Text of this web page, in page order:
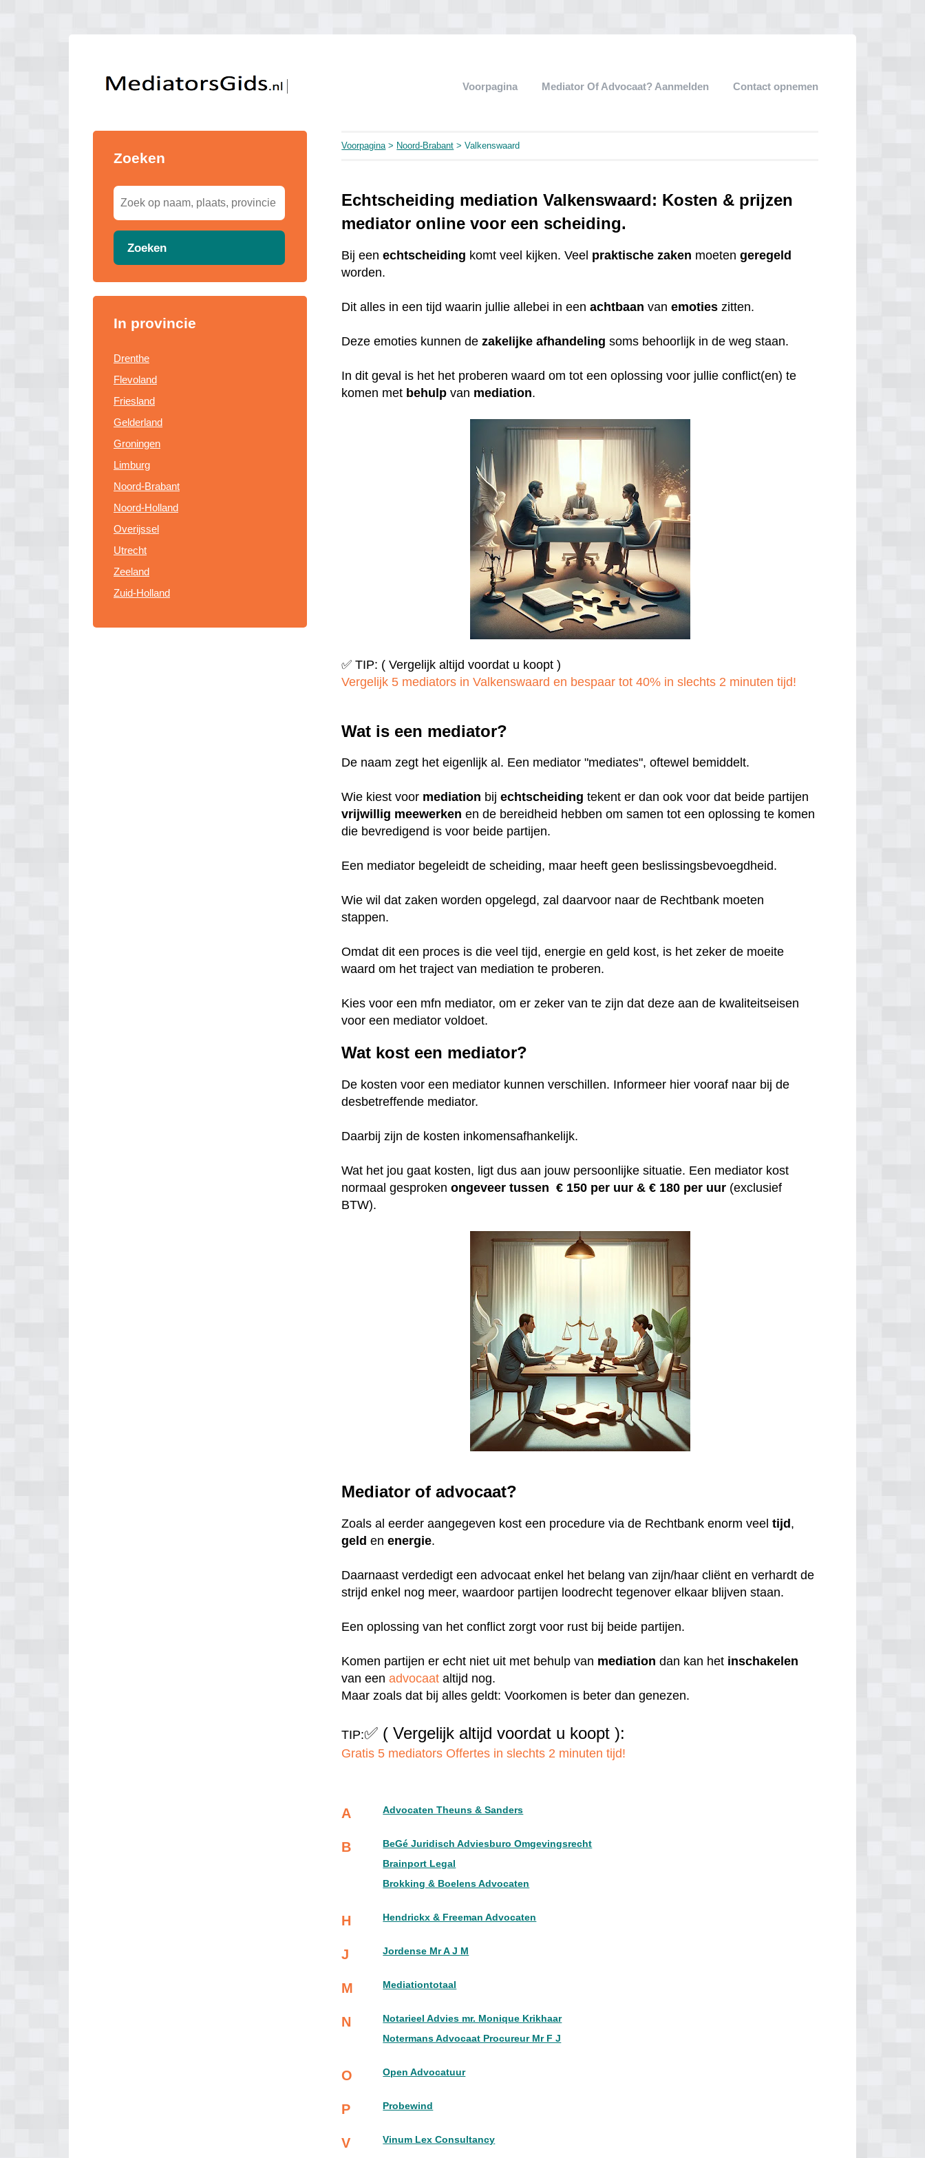
Voorpagina Mediator Of Advocaat? Aanmelden Contact opnemen
Zoeken
Zoeken
In provincie
Drenthe
Flevoland
Friesland
Gelderland
Groningen
Limburg
Noord-Brabant
Noord-Holland
Overijssel
Utrecht
Zeeland
Zuid-Holland
Voorpagina> Noord-Brabant > Valkenswaard
Echtscheiding mediation Valkenswaard: Kosten & prijzen
mediator online voor een scheiding.
Bij eenechtscheiding komt veel kijken. Veel praktische zaken moetengeregeld
worden.
Dit alles in een tijd waarin jullie allebei in eenachtbaan vanemoties zitten.
Deze emoties kunnen dezakelijke afhandeling soms behoorlijk in de weg staan.
In dit geval is het het proberen waard om tot een oplossing voor jullie conflict(en) te
komen met behulp van mediation.
✅ TIP: ( Vergelijk altijd voordat u koopt )
Vergelijk 5 mediators in Valkenswaard en bespaar tot 40% in slechts 2 minuten tijd!
Wat is een mediator?
De naam zegt het eigenlijk al. Een mediator "mediates", oftewel bemiddelt.
Wie kiest voor mediation bijechtscheiding tekent er dan ook voor dat beide partijen
vrijwillig meewerken en de bereidheid hebben om samen tot een oplossing te komen
die bevredigend is voor beide partijen.
Een mediator begeleidt de scheiding, maar heeft geen beslissingsbevoegdheid.
Wie wil dat zaken worden opgelegd, zal daarvoor naar de Rechtbank moeten
stappen.
Omdat dit een proces is die veel tijd, energie en geld kost, is het zeker de moeite
waard om het traject van mediation te proberen.
Kies voor een mfn mediator, om er zeker van te zijn dat deze aan de kwaliteitseisen
voor een mediator voldoet.
Wat kost een mediator?
De kosten voor een mediator kunnen verschillen. Informeer hier vooraf naar bij de
desbetreffende mediator.
Daarbij zijn de kosten inkomensafhankelijk.
Wat het jou gaat kosten, ligt dus aan jouw persoonlijke situatie. Een mediator kost
normaal gesprokenongeveer tussen € 150 per uur &€ 180 per uur (exclusief
BTW).
Mediator of advocaat?
Zoals al eerder aangegeven kost een procedure via de Rechtbank enorm veeltijd,
geld enenergie.
Daarnaast verdedigt een advocaat enkel het belang van zijn/haar cliënt en verhardt de
strijd enkel nog meer, waardoor partijen loodrecht tegenover elkaar blijven staan.
Een oplossing van het conflict zorgt voor rust bij beide partijen.
Komen partijen er echt niet uit met behulp van mediation dan kan het inschakelen
van eenadvocaat altijd nog.
Maar zoals dat bij alles geldt: Voorkomen is beter dan genezen.
TIP:✅ ( Vergelijk altijd voordat u koopt ):
Gratis 5 mediators Offertes in slechts 2 minuten tijd!
A Advocaten Theuns & Sanders
B
BeGé Juridisch Adviesburo Omgevingsrecht
Brainport Legal
Brokking & Boelens Advocaten
H Hendrickx & Freeman Advocaten
J Jordense Mr A J M
M Mediationtotaal
N
Notarieel Advies mr. Monique Krikhaar
Notermans Advocaat Procureur Mr F J
O Open Advocatuur
P Probewind
V Vinum Lex Consultancy